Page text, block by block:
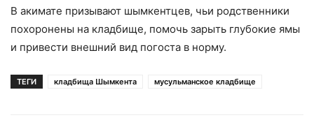
В акимате призывают шымкентцев, чьи родственники
похоронены на кладбище, помочь зарыть глубокие ямы
и привести внешний вид погоста в норму.
ТЕГИ кладбища Шымкента мусульманское кладбище